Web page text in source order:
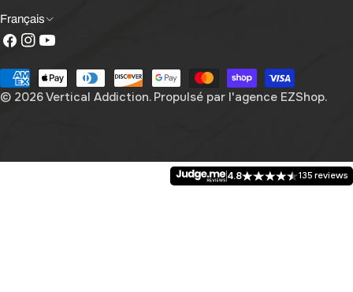
L
a
n
g
Français
Facebook
Instagram
YouTube
© 2026Vertical Addiction. Propulsé par l'agence EZShop.
Méthodes
de
4.8 135 reviews